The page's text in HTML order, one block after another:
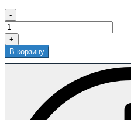
-
+
В корзину